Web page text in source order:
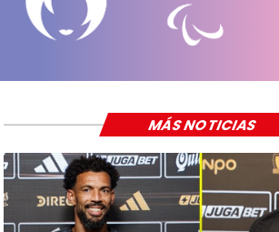
MÁS NOTICIAS